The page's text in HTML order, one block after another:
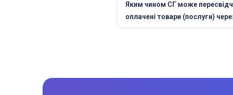
Яким чином СГ може
оплачені товари (послуги)